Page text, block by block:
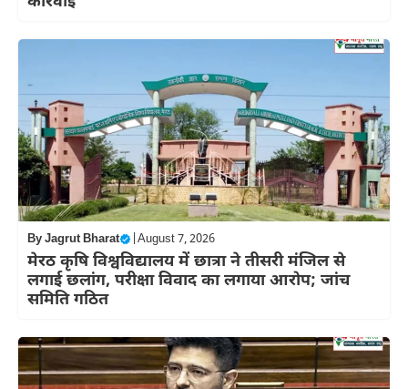
ByJagrut Bharat August 7, 2026
मेरठ कृषि विश्वविद्यालय में छात्रा ने तीसरी मंजिल से
लगाई छलांग, परीक्षा विवाद का लगाया आरोप; जांच
समिति गठित